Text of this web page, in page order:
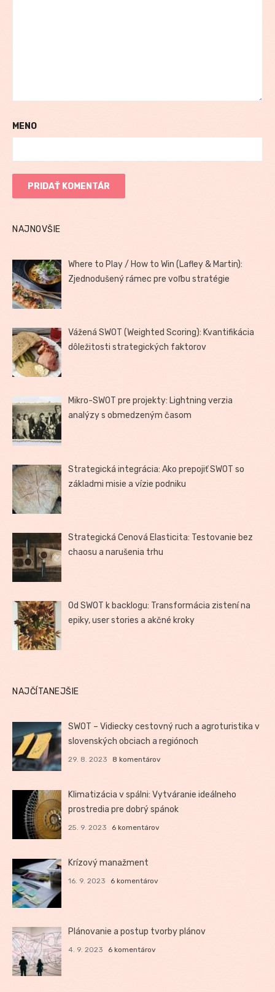
MENO
NAJNOVŠIE
Where to Play / How to Win (Lafley & Martin):
Zjednodušený rámec pre voľbu stratégie
Vážená SWOT (Weighted Scoring): Kvantifikácia
dôležitosti strategických faktorov
Mikro-SWOT pre projekty: Lightning verzia
analýzy s obmedzeným časom
Strategická integrácia: Ako prepojiť SWOT so
základmi misie a vízie podniku
Strategická Cenová Elasticita: Testovanie bez
chaosu a narušenia trhu
Od SWOT k backlogu: Transformácia zistení na
epiky, user stories a akčné kroky
NAJČÍTANEJŠIE
SWOT – Vidiecky cestovný ruch a agroturistika v
slovenských obciach a regiónoch
29. 8. 2023 8 komentárov
Klimatizácia v spálni: Vytváranie ideálneho
prostredia pre dobrý spánok
25. 9. 2023 6 komentárov
Krízový manažment
16. 9. 2023 6 komentárov
Plánovanie a postup tvorby plánov
4. 9. 2023 6 komentárov